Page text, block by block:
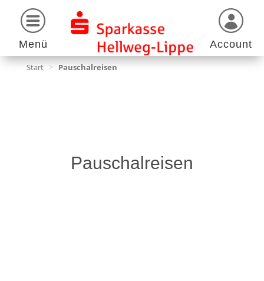
Menü Account
Start > Pauschalreisen
Pauschalreisen